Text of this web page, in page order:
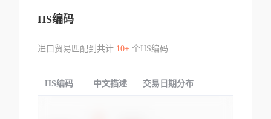
HS编码
进口贸易匹配到共计 10+个HS编码
HS编码 中文描述 交易日期分布